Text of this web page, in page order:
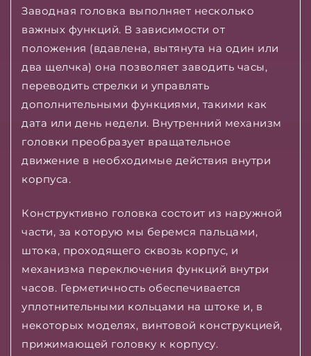
Заводная головка выполняет несколько
важных функций. В зависимости от
положения (вдавлена, вытянута на один или
два щелчка) она позволяет заводить часы,
переводить стрелки и управлять
дополнительными функциями, такими как
дата или день недели. Внутренний механизм
головки преобразует вращательное
движение в необходимые действия внутри
корпуса.
Конструктивно головка состоит из наружной
части, за которую мы беремся пальцами,
штока, проходящего сквозь корпус, и
механизма переключения функций внутри
часов. Герметичность обеспечивается
уплотнительными кольцами на штоке и, в
некоторых моделях, винтовой конструкцией,
прижимающей головку к корпусу.